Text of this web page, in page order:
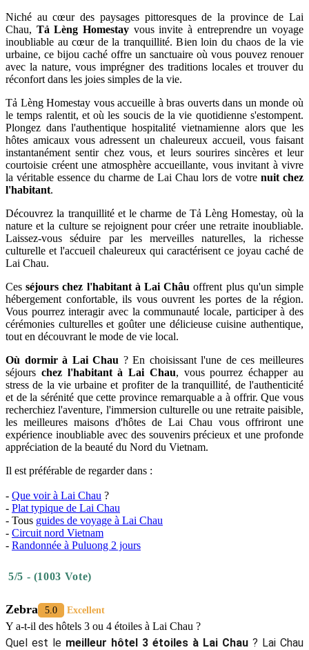
Niché au cœur des paysages pittoresques de la province de Lai
Chau, Tả Lèng Homestay vous invite à entreprendre un voyage
inoubliable au cœur de la tranquillité. Bien loin du chaos de la vie
urbaine, ce bijou caché offre un sanctuaire où vous pouvez renouer
avec la nature, vous imprégner des traditions locales et trouver du
réconfort dans les joies simples de la vie.
Tả Lèng Homestay vous accueille à bras ouverts dans un monde où
le temps ralentit, et où les soucis de la vie quotidienne s'estompent.
Plongez dans l'authentique hospitalité vietnamienne alors que les
hôtes amicaux vous adressent un chaleureux accueil, vous faisant
instantanément sentir chez vous, et leurs sourires sincères et leur
courtoisie créent une atmosphère accueillante, vous invitant à vivre
la véritable essence du charme de Lai Chau lors de votre nuit chez
l'habitant.
Découvrez la tranquillité et le charme de Tả Lèng Homestay, où la
nature et la culture se rejoignent pour créer une retraite inoubliable.
Laissez-vous séduire par les merveilles naturelles, la richesse
culturelle et l'accueil chaleureux qui caractérisent ce joyau caché de
Lai Chau.
Cesséjours chez l'habitant à Lai Châu offrent plus qu'un simple
hébergement confortable, ils vous ouvrent les portes de la région.
Vous pourrez interagir avec la communauté locale, participer à des
cérémonies culturelles et goûter une délicieuse cuisine authentique,
tout en découvrant le mode de vie local.
Où dormir à Lai Chau ? En choisissant l'une de ces meilleures
séjours chez l'habitant à Lai Chau, vous pourrez échapper au
stress de la vie urbaine et profiter de la tranquillité, de l'authenticité
et de la sérénité que cette province remarquable a à offrir. Que vous
recherchiez l'aventure, l'immersion culturelle ou une retraite paisible,
les meilleures maisons d'hôtes de Lai Chau vous offriront une
expérience inoubliable avec des souvenirs précieux et une profonde
appréciation de la beauté du Nord du Vietnam.
Il est préférable de regarder dans :
- Que voir à Lai Chau ?
- Plat typique de Lai Chau
- Tous guides de voyage à Lai Chau
- Circuit nord Vietnam
- Randonnée à Puluong 2 jours
5/5 - (1003 Vote)
Zebra 5.0 Excellent
Y a-t-il des hôtels 3 ou 4 étoiles à Lai Chau ?
Quel est le meilleur hôtel 3 étoiles à Lai Chau ? Lai Chau